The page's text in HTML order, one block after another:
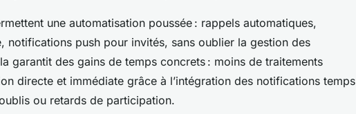
une automatisation poussée : rappels automatiques,
notifications push pour invités, sans oublier la gestion des
garantit des gains de temps concrets : moins de traitements
directe et immédiate grâce à l’intégration des notifications temps
ou retards de participation.